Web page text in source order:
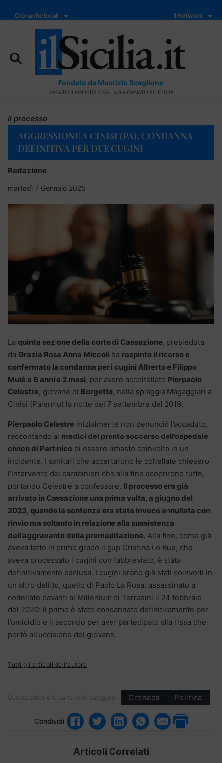
Cronache locali Il Network
Fondato da Maurizio Scaglione
SABATO 8 AGOSTO 2026 - AGGIORNATO ALLE 10:19
Il processo
AGGRESSIONE A CINISI (PA), CONDANNA
DEFINITIVA PER DUE CUGINI
Redazione
martedì 7 Gennaio 2025
La quinta sezione della corte di Cassazione, presieduta
da Grazia Rosa Anna Miccoli ha respinto il ricorso e
confermato la condanna per i cugini Alberto e Filippo
Mulè a 6 anni e 2 mesi, per avere accoltellato Pierpaolo
Celestre, giovane di Borgetto, nella spiaggia Magaggiari a
Cinisi (Palermo) la notte del 7 settembre del 2019.
Pierpaolo Celestre inizialmente non denunciò l’accaduto,
raccontando ai medici del pronto soccorso dell’ospedale
civico di Partinico di essere rimasto coinvolto in un
incidente. I sanitari che accertarono le coltellate chiesero
l’intervento dei carabinieri che alla fine scoprirono tutto,
portando Celestre a confessare. Il processo era già
arrivato in Cassazione una prima volta, a giugno del
2023, quando la sentenza era stata invece annullata con
rinvio ma soltanto in relazione alla sussistenza
dell’aggravante della premeditazione. Alla fine, come già
aveva fatto in primo grado il gup Cristina Lo Bue, che
aveva processato i cugini con l’abbreviato, è stata
definitivamente esclusa. I cugini erano già stati coinvolti in
un altro delitto, quello di Paolo La Rosa, assassinato a
coltellate davanti al Millenium di Terrasini il 24 febbraio
del 2020: il primo è stato condannato definitivamente per
l’omicidio e il secondo per aver partecipato alla rissa che
portò all’uccisione del giovane.
Tutti gli articoli dell'autore
Questo articolo fa parte delle categorie: Cronaca Politica
Condividi
Articoli Correlati